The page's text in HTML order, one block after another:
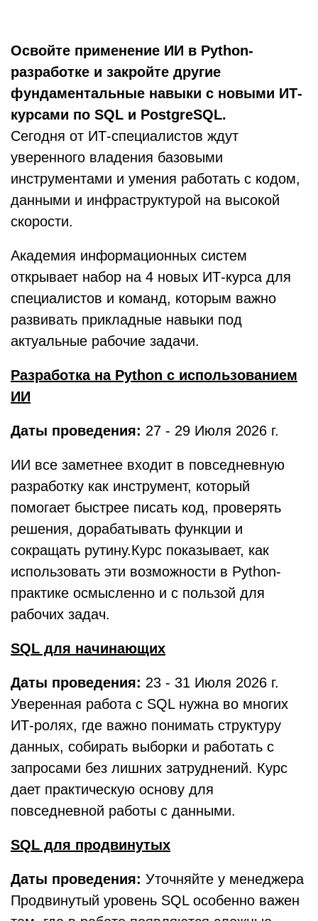
Освойте применение ИИ в Python-
разработке и закройте другие
фундаментальные навыки с новыми ИТ-
курсами по SQL и PostgreSQL.
Сегодня от ИТ-специалистов ждут
уверенного владения базовыми
инструментами и умения работать с кодом,
данными и инфраструктурой на высокой
скорости.
Академия информационных систем
открывает набор на 4 новых ИТ-курса для
специалистов и команд, которым важно
развивать прикладные навыки под
актуальные рабочие задачи.
Разработка на Python с использованием
ИИ
Даты проведения: 27 - 29 Июля 2026 г.
ИИ все заметнее входит в повседневную
разработку как инструмент, который
помогает быстрее писать код, проверять
решения, дорабатывать функции и
сокращать рутину.Курс показывает, как
использовать эти возможности в Python-
практике осмысленно и с пользой для
рабочих задач.
SQL для начинающих
Даты проведения: 23 - 31 Июля 2026 г.
Уверенная работа с SQL нужна во многих
ИТ-ролях, где важно понимать структуру
данных, собирать выборки и работать с
запросами без лишних затруднений. Курс
дает практическую основу для
повседневной работы с данными.
SQL для продвинутых
Даты проведения: Уточняйте у менеджера
Продвинутый уровень SQL особенно важен